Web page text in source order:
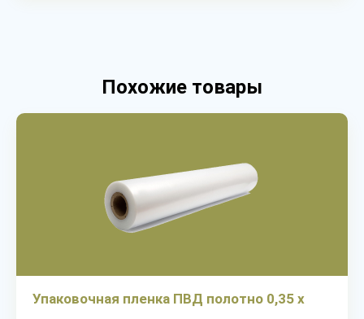
Похожие товары
Упаковочная пленка ПВД полотно 0,35 х